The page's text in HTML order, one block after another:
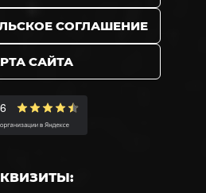
СОГЛАШЕНИЕ
САЙТА